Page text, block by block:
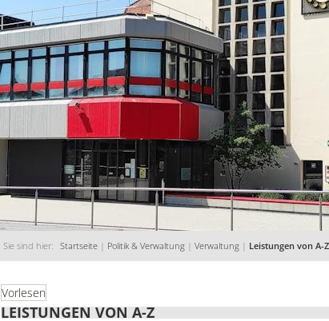
Sie sind hier: Startseite | Politik & Verwaltung | Verwaltung | Leistungen von A-Z
Vorlesen
LEISTUNGEN VON A-Z